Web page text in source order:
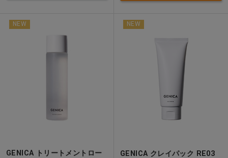
NEW
GENICA トリートメントロー
NEW
GENICA クレイパック RE03